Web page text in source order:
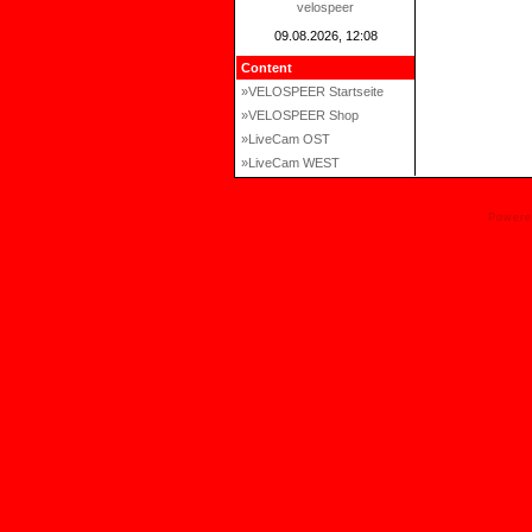
velospeer
09.08.2026, 12:08
Content
»VELOSPEER Startseite
»VELOSPEER Shop
»LiveCam OST
»LiveCam WEST